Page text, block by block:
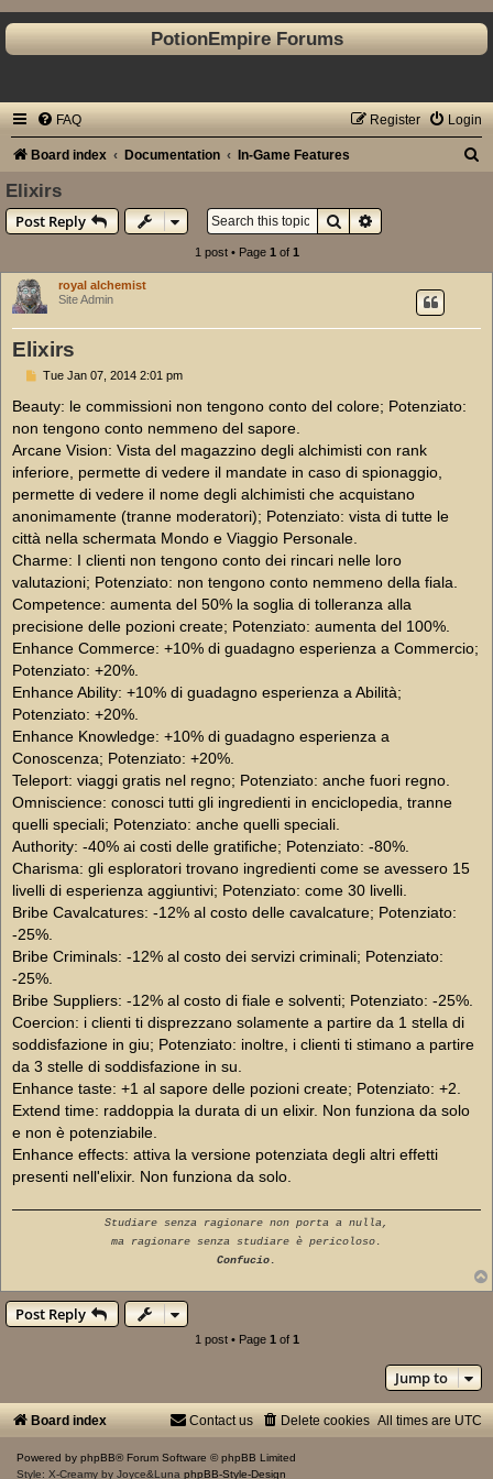
PotionEmpire Forums
FAQ Login
Register
Board index Documentation In-Game Features
c
Elixirs
Post Reply
SearchAdvanced search
1 post • Page 1 of 1
royal alchemist
Site Admin
Elixirs
P
s
Tue Jan 07, 2014 2:01 pm
Beauty: le commissioni non tengono conto del colore; Potenziato:
non tengono conto nemmeno del sapore.
Arcane Vision: Vista del magazzino degli alchimisti con rank
inferiore, permette di vedere il mandate in caso di spionaggio,
permette di vedere il nome degli alchimisti che acquistano
anonimamente (tranne moderatori); Potenziato: vista di tutte le
città nella schermata Mondo e Viaggio Personale.
Charme: I clienti non tengono conto dei rincari nelle loro
valutazioni; Potenziato: non tengono conto nemmeno della fiala.
Competence: aumenta del 50% la soglia di tolleranza alla
precisione delle pozioni create; Potenziato: aumenta del 100%.
Enhance Commerce: +10% di guadagno esperienza a Commercio;
Potenziato: +20%.
Enhance Ability: +10% di guadagno esperienza a Abilità;
Potenziato: +20%.
Enhance Knowledge: +10% di guadagno esperienza a
Conoscenza; Potenziato: +20%.
Teleport: viaggi gratis nel regno; Potenziato: anche fuori regno.
Omniscience: conosci tutti gli ingredienti in enciclopedia, tranne
quelli speciali; Potenziato: anche quelli speciali.
Authority: -40% ai costi delle gratifiche; Potenziato: -80%.
Charisma: gli esploratori trovano ingredienti come se avessero 15
livelli di esperienza aggiuntivi; Potenziato: come 30 livelli.
Bribe Cavalcatures: -12% al costo delle cavalcature; Potenziato:
-25%.
Bribe Criminals: -12% al costo dei servizi criminali; Potenziato:
-25%.
Bribe Suppliers: -12% al costo di fiale e solventi; Potenziato: -25%.
Coercion: i clienti ti disprezzano solamente a partire da 1 stella di
soddisfazione in giu; Potenziato: inoltre, i clienti ti stimano a partire
da 3 stelle di soddisfazione in su.
Enhance taste: +1 al sapore delle pozioni create; Potenziato: +2.
Extend time: raddoppia la durata di un elixir. Non funziona da solo
e non è potenziabile.
Enhance effects: attiva la versione potenziata degli altri effetti
presenti nell'elixir. Non funziona da solo.
Studiare senza ragionare non porta a nulla,
ma ragionare senza studiare è pericoloso.
Confucio.
Post Reply
1 post • Page 1 of 1
Jump to
Board index All times are UTC
Delete cookies
Contact us
Powered by phpBB® Forum Software © phpBB Limited
Style: X-Creamy by Joyce&Luna phpBB-Style-Design